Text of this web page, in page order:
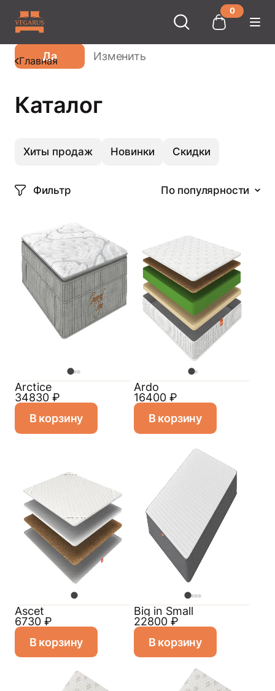
0
Ваш город
Да Изменить
Главная
Каталог
Хиты продаж Новинки Скидки
Фильтр По популярности
Arctice
34830 ₽
В корзину
Ardo
16400 ₽
В корзину
Ascet
6730 ₽
В корзину
Big in Small
22800 ₽
В корзину